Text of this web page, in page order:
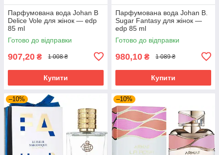
Парфумована вода Johan B
Delice Vole для жінок — edp
85 ml
Готово до відправки
907,20 ₴ 1 008 ₴
Купити
Парфумована вода Johan B.
Sugar Fantasy для жінок —
edp 85 ml
Готово до відправки
980,10 ₴ 1 089 ₴
Купити
–10% –10%